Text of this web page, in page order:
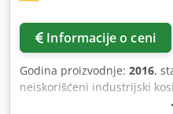
Informacije o ceni
Godina proizvodnje: 2016,
neiskorišćeni industrijski
a. TGL 21815 Obnavljaju se